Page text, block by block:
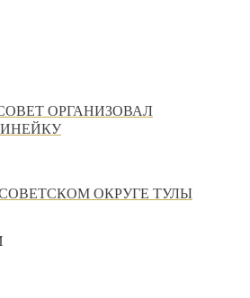
ОРГАНИЗОВАЛ
ОКРУГЕ ТУЛЫ